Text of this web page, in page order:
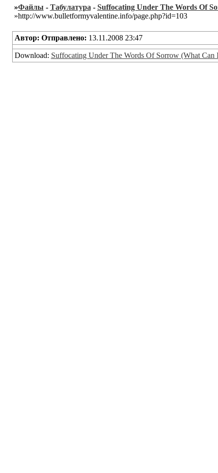
»Файлы - Табулатура - Suffocating Under The Words Of
»http://www.bulletformyvalentine.info/page.php?id=103
Автор: Отправлено: 13.11.2008 23:47
Download: Suffocating Under The Words Of Sorrow (What